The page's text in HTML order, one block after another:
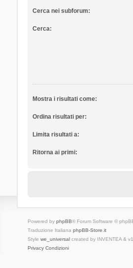
Cerca nei subforum:
Cerca:
Mostra i risultati come:
Ordina risultati per:
Limita risultati a:
Ritorna ai primi:
Powered by phpBB® Forum Software ©
Traduzione Italiana phpBB-Store.it
Style we_universalcreated by INVENTEA &
Privacy Condizioni